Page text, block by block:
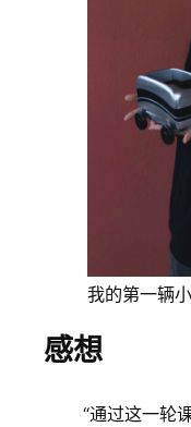
我的第一辆
感想
“通过这一轮